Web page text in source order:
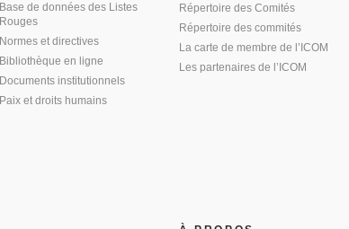
Base de données des Listes
Rouges
Normes et directives
Bibliothèque en ligne
Documents institutionnels
Paix et droits humains
Répertoire des Comités
Répertoire des commités
La carte de membre de l’ICOM
Les partenaires de l’ICOM